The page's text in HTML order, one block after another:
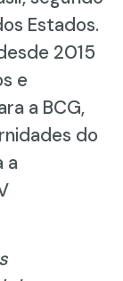
Estados.
2015
e
a BCG,
do
a